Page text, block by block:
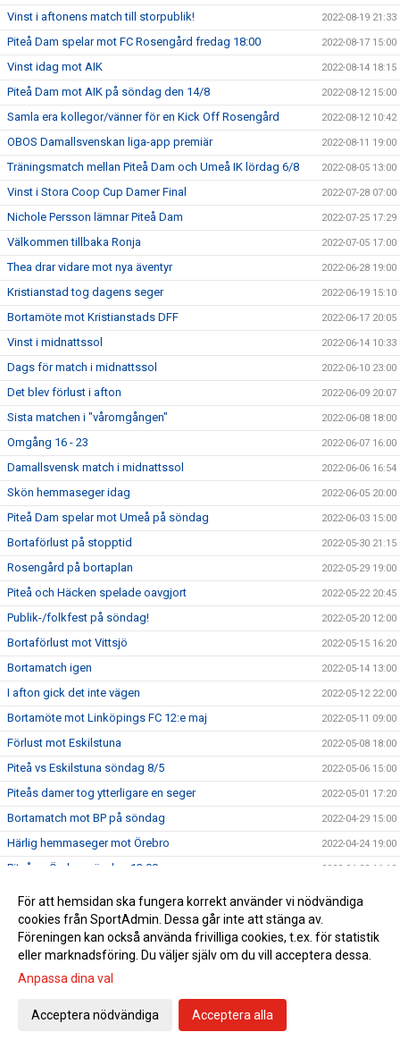
Vinst i aftonens match till storpublik! 2022-08-19 21:33
Piteå Dam spelar mot FC Rosengård fredag 18:00 2022-08-17 15:00
Vinst idag mot AIK 2022-08-14 18:15
Piteå Dam mot AIK på söndag den 14/8 2022-08-12 15:00
Samla era kollegor/vänner för en Kick Off Rosengård 2022-08-12 10:42
OBOS Damallsvenskan liga-app premiär 2022-08-11 19:00
Träningsmatch mellan Piteå Dam och Umeå IK lördag 6/8 2022-08-05 13:00
Vinst i Stora Coop Cup Damer Final 2022-07-28 07:00
Nichole Persson lämnar Piteå Dam 2022-07-25 17:29
Välkommen tillbaka Ronja 2022-07-05 17:00
Thea drar vidare mot nya äventyr 2022-06-28 19:00
Kristianstad tog dagens seger 2022-06-19 15:10
Bortamöte mot Kristianstads DFF 2022-06-17 20:05
Vinst i midnattssol 2022-06-14 10:33
Dags för match i midnattssol 2022-06-10 23:00
Det blev förlust i afton 2022-06-09 20:07
Sista matchen i "våromgången" 2022-06-08 18:00
Omgång 16 - 23 2022-06-07 16:00
Damallsvensk match i midnattssol 2022-06-06 16:54
Skön hemmaseger idag 2022-06-05 20:00
Piteå Dam spelar mot Umeå på söndag 2022-06-03 15:00
Bortaförlust på stopptid 2022-05-30 21:15
Rosengård på bortaplan 2022-05-29 19:00
Piteå och Häcken spelade oavgjort 2022-05-22 20:45
Publik-/folkfest på söndag! 2022-05-20 12:00
Bortaförlust mot Vittsjö 2022-05-15 16:20
Bortamatch igen 2022-05-14 13:00
I afton gick det inte vägen 2022-05-12 22:00
Bortamöte mot Linköpings FC 12:e maj 2022-05-11 09:00
Förlust mot Eskilstuna 2022-05-08 18:00
Piteå vs Eskilstuna söndag 8/5 2022-05-06 15:00
Piteås damer tog ytterligare en seger 2022-05-01 17:20
Bortamatch mot BP på söndag 2022-04-29 15:00
Härlig hemmaseger mot Örebro 2022-04-24 19:00
Piteå vs Örebro söndag 13:00 2022-04-22 16:12
Hemmaseger mot Kalmar 2022-04-20 22:07
Dags för hemmamatch på onsdag
Idag räckte vi inte till 2022-04-17 19:09
Första hemmamatchen på söndag
För att hemsidan ska fungera korrekt använder vi nödvändiga
cookies från SportAdmin. Dessa går inte att stänga av.
Föreningen kan också använda frivilliga cookies, t.ex. för statistik
eller marknadsföring. Du väljer själv om du vill acceptera dessa.
Anpassa dina val
Acceptera nödvändiga Acceptera alla